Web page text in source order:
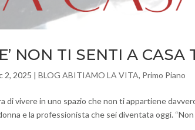
NON TI SENTI A CASA
2, 2025 |BLOG ABITIAMO LA VITA, Primo Piano
di vivere in uno spazio che non ti appartiene
e la professionista che sei diventata oggi.